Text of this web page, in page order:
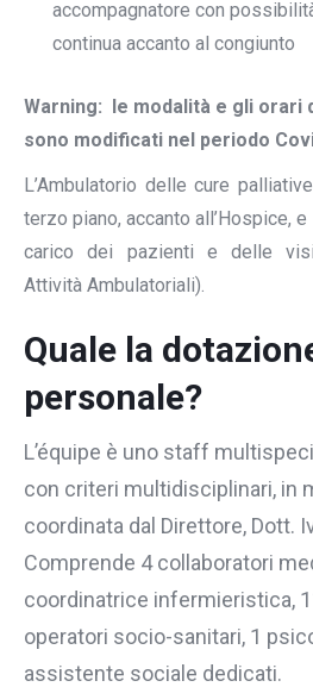
accompagnatore con
continua accanto al congiunto
Warning: le modalità e gli orari
sono modificati nel periodo
L’Ambulatorio delle cure
terzo piano, accanto all’Hospice,
carico dei pazienti e delle
Attività Ambulatoriali).
Quale la
personale?
L’équipe è uno staff
con criteri multidisciplinari, in
coordinata dal Direttore, Dott.
Comprende 4 collaboratori
coordinatrice infermieristica,
operatori socio-sanitari, 1
assistente sociale dedicati.